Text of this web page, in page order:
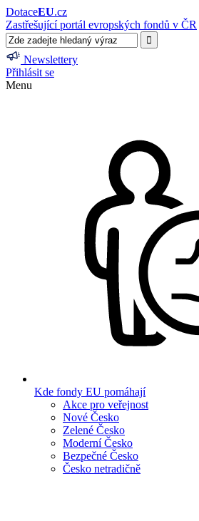
DotaceEU.cz
Zastřešující portál evropských fondů v ČR
Newslettery
Přihlásit se
Menu
Kde fondy EU pomáhají
Akce pro veřejnost
Nové Česko
Zelené Česko
Moderní Česko
Bezpečné Česko
Česko netradičně